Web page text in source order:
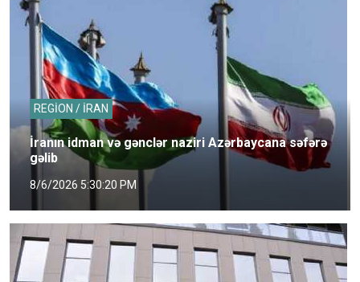
REGİON / İRAN
İranın idman və gənclər naziri Azərbaycana səfərə
gəlib
8/6/2026 5:30:20 PM